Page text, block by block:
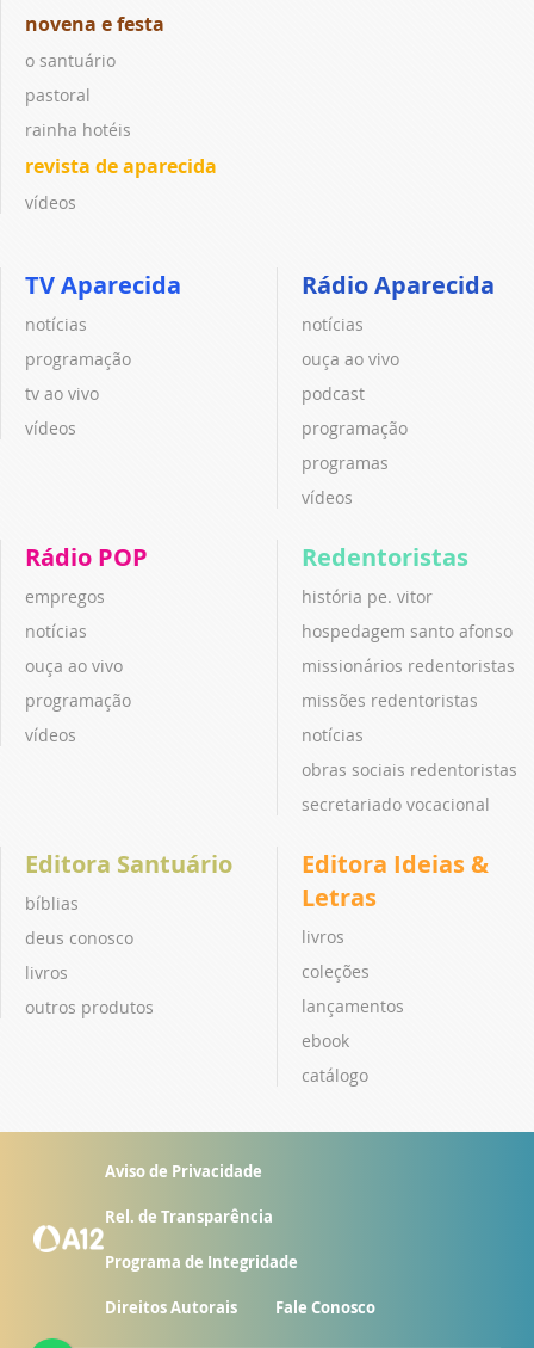
novena e festa
o santuário
pastoral
rainha hotéis
revista de aparecida
vídeos
TV Aparecida
notícias
programação
tv ao vivo
vídeos
Rádio Aparecida
notícias
ouça ao vivo
podcast
programação
programas
vídeos
Rádio POP
empregos
notícias
ouça ao vivo
programação
vídeos
Redentoristas
história pe. vitor
hospedagem santo afonso
missionários redentoristas
missões redentoristas
notícias
obras sociais redentoristas
secretariado vocacional
Editora Santuário
bíblias
deus conosco
livros
outros produtos
Editora Ideias &
Letras
livros
coleções
lançamentos
ebook
catálogo
Aviso de Privacidade
Rel. de Transparência
Programa de Integridade
Direitos Autorais Fale Conosco